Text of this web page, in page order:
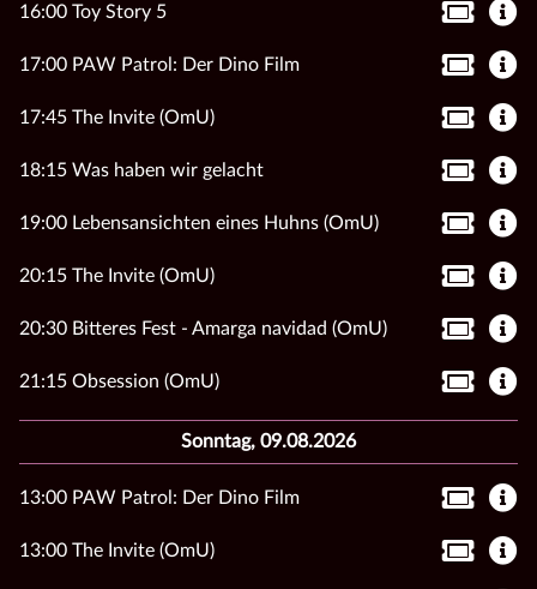
16:00 Toy Story 5
17:00 PAW Patrol: Der Dino Film
17:45 The Invite (OmU)
18:15 Was haben wir gelacht
19:00 Lebensansichten eines Huhns (OmU)
20:15 The Invite (OmU)
20:30 Bitteres Fest - Amarga navidad (OmU)
21:15 Obsession (OmU)
Sonntag, 09.08.2026
13:00 PAW Patrol: Der Dino Film
13:00 The Invite (OmU)